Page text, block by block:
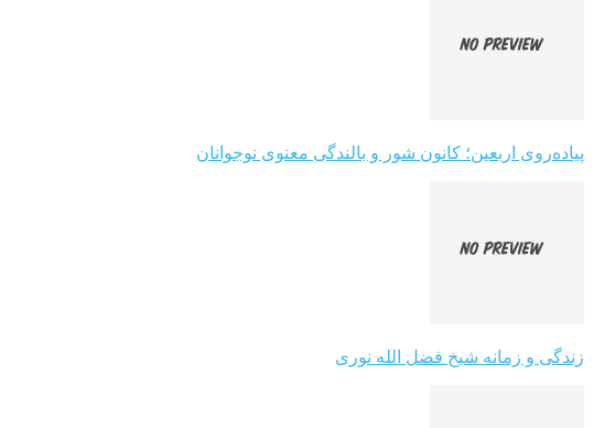
پیاده‌روی اربعین؛ کانون شور و بالندگی معنوی نوجوانان
زندگی و زمانه شیخ فضل الله نوری